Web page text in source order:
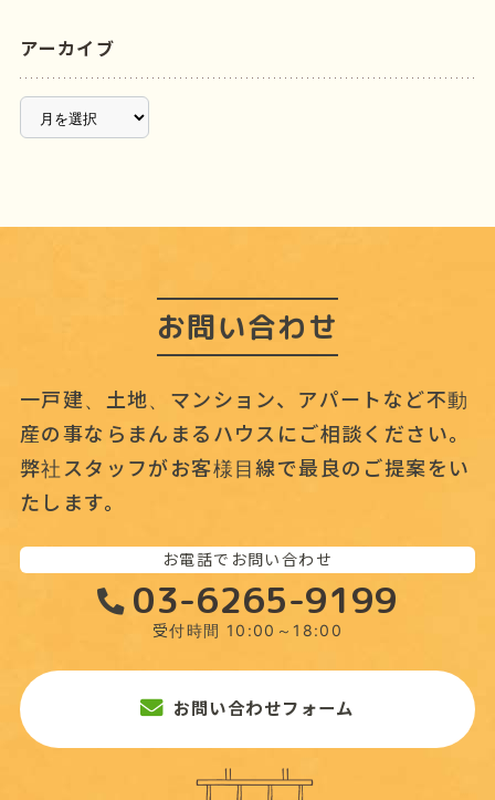
アーカイブ
ー
お問い合わせ
一戸建、土地、マンション、アパートなど不動
産の事なら まんまるハウスにご相談ください。
弊社スタッフがお客様目線で最良のご提案をい
たします。
お電話でお問い合わせ
03-6265-9199
受付時間 10:00～18:00
お問い合わせフォーム